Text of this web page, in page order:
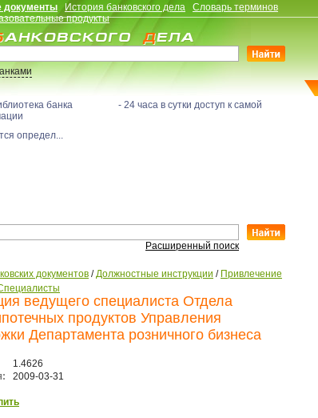
документы История банковского дела
Словарь терминов
продукты
банка - 24 часа в сутки доступ к самой
определ...
Расширенный поиск
документов /Должностные инструкции / Привлечение
ведущего специалиста Отдела
продуктов Управления
Департамента розничного бизнеса
1.4626
2009-03-31